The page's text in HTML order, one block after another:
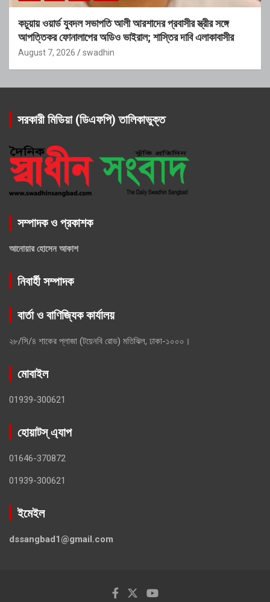
কচুয়ায় ওয়ার্ড যুবদল সভাপতি আলী আরশাদের প্রবাসীর স্ত্রীর সঙ্গে
আপত্তিকর ফোনালাপের অডিও ভাইরাল; শাস্তির দাবি এলাকাবাসীর
August 7, 2026 swadhin
সরকারী মিডিয়া (ডিএফপি) তালিকাভুক্ত
সম্পাদক ও প্রকাশক
আনোয়ার হোসেন আকাশ
নিবার্হী সম্পাদক
বার্তা ও বাণিজ্যিক কার্যালয়
২৮/সি/৪ শাকের প্লাজা (টয়েনবি রোড) মতিঝিল, ঢাকা-১০০০।
মোবাইল
01939-300621
হোয়াটস্ এ্যাপ
01646-370872
01939-300621
ইমেইল
dssangbad1@gmail.com